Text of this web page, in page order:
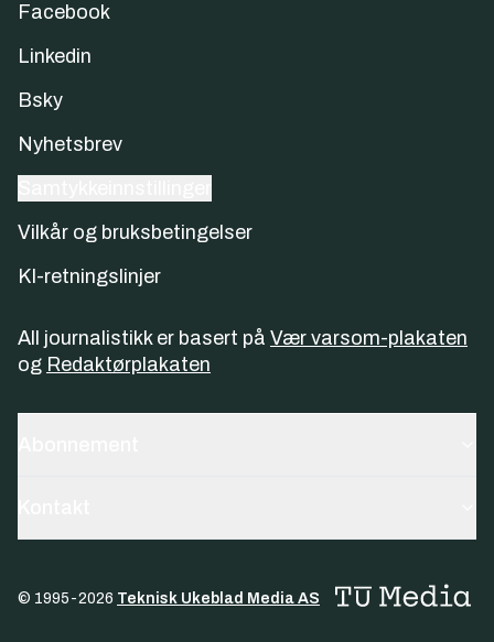
Facebook
Linkedin
Bsky
Nyhetsbrev
Vilkår og bruksbetingelser
KI-retningslinjer
All journalistikk er basert på Vær varsom-plakaten
og Redaktørplakaten
© 1995-2026 Teknisk Ukeblad Media AS